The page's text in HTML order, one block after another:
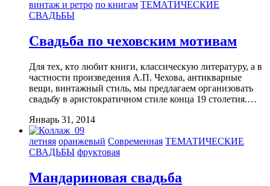
винтаж и ретро по книгам ТЕМАТИЧЕСКИЕ
СВАДЬБЫ
Свадьба по чеховским мотивам
Для тех, кто любит книги, классическую литературу, а в
частности произведения А.П. Чехова, антикварные
вещи, винтажный стиль, мы предлагаем организовать
свадьбу в аристократичном стиле конца 19 столетия.…
Январь 31, 2014
летняя оранжевый Современная ТЕМАТИЧЕСКИЕ
СВАДЬБЫ фруктовая
Мандариновая свадьба